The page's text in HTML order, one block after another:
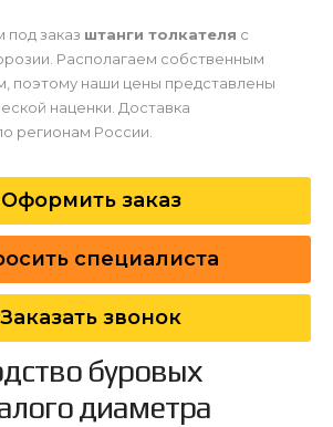
под заказ штанги толкателя с
Располагаем собственным
поэтому наши цены представлены
наценки. Доставка
регионам России.
Оформить заказ
специалиста
Заказать звонок
буровых
диаметра